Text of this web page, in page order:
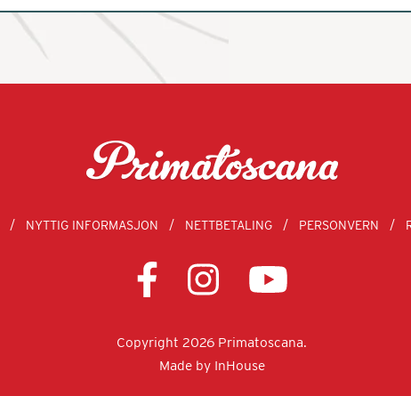
NYTTIG INFORMASJON NETTBETALING PERSONVERN
Copyright 2026 Primatoscana.
Made by InHouse